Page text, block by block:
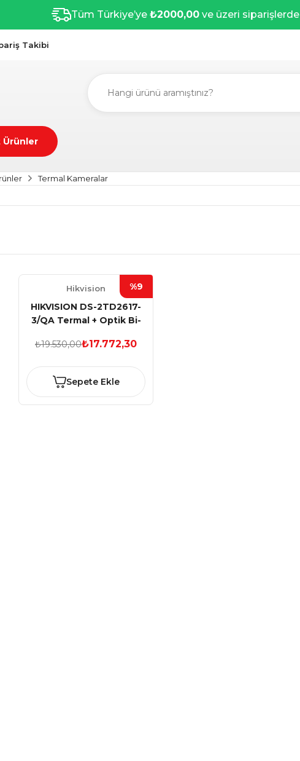
Tüm Türkiye’ye ₺2000,00 ve üzeri siparişlerde
Takibi
Termal Kameralar
%9
Hikvision
HIKVISION DS-2TD2617-
3/QA Termal + Optik Bi-
Kamera
₺19.530,00₺17.772,30
Sepete Ekle